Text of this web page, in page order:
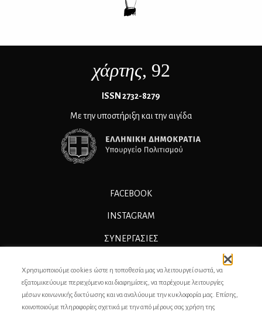
χάρτης, 92
ΙSSN 2732-8279
Με την υποστήριξη και την αιγίδα
FACEBOOK
INSTAGRAM
ΣΥΝΕΡΓΑΣΊΕΣ
ΕΠΙΚΟΙΝΩΝΙΑ
ΣΥΝΤΕΛΕΣΤΕΣ
Χρησιμοποιούμε cookies ώστε η τοποθεσία μας να λειτουργεί σωστά, να
εξατομικεύουμε περιεχόμενο και διαφημίσεις, να παρέχουμε λειτουργίες
μέσων κοινωνικής δικτύωσης και να αναλύουμε την κυκλοφορία μας. Επίσης,
κοινοποιούμε πληροφορίες σχετικά με την από μέρους σας χρήση της